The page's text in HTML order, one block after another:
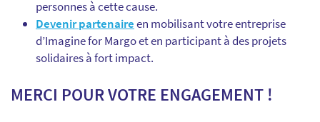
personnes à cette cause.
Devenir partenaireen mobilisant votre entreprise
d’Imagine for Margo et en participant à des projets
solidaires à fort impact.
MERCI POUR VOTRE ENGAGEMENT !